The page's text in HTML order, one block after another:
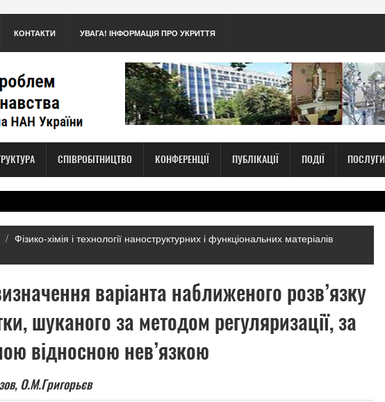
КОНТАКТИ УВАГА! ІНФОРМАЦІЯ ПРО УКРИТТЯ
СПІВРОБІТНИЦТВО КОНФЕРЕНЦІЇ ПУБЛІКАЦІЇ ПОДІЇ ПОСЛУГИ
Фізико-хімія і технології наноструктурних і функціональних матеріалів
варіанта наближеного розв’язку
шуканого за методом регуляризації, за
відносною нев’язкою
О.М.Григорьєв